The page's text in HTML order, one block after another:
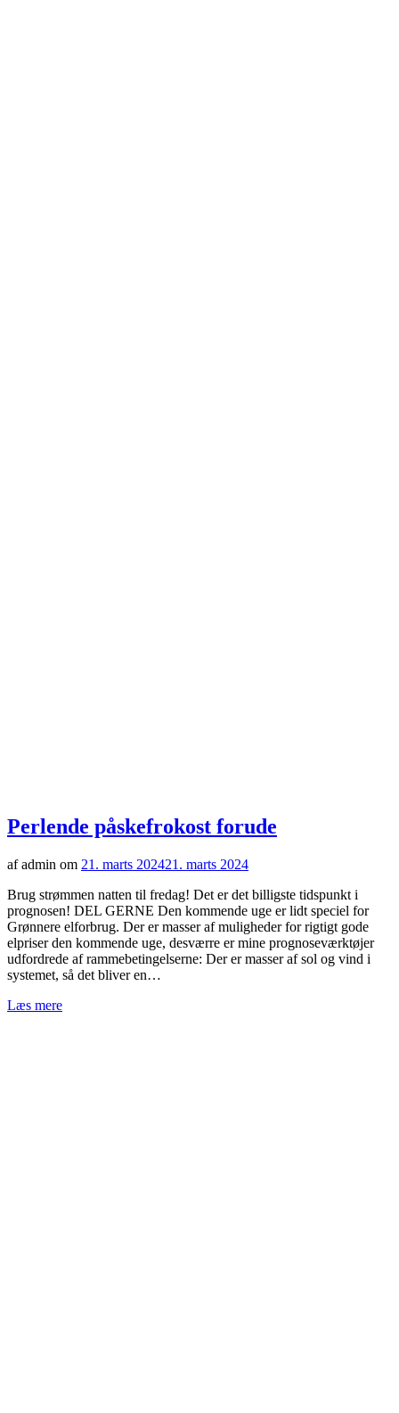
Perlende påskefrokost forude
af admin om 21. marts 202421. marts 2024
Brug strømmen natten til fredag! Det er det billigste tidspunkt i
prognosen! DEL GERNE Den kommende uge er lidt speciel for
Grønnere elforbrug. Der er masser af muligheder for rigtigt gode
elpriser den kommende uge, desværre er mine prognoseværktøjer
udfordrede af rammebetingelserne: Der er masser af sol og vind i
systemet, så det bliver en…
Læs mere